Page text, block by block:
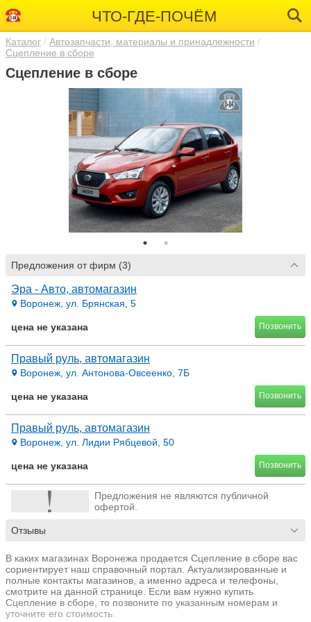
ЧТО-ГДЕ-ПОЧЁМ
Каталог
Автозапчасти, материалы и принадлежности
Сцепление в сборе
Сцепление в сборе
Предложения от фирм (3)
Эра - Авто, автомагазин
Воронеж, ул. Брянская, 5
цена не указана Позвонить
Правый руль, автомагазин
Воронеж, ул. Антонова-Овсеенко, 7Б
цена не указана Позвонить
Правый руль, автомагазин
Воронеж, ул. Лидии Рябцевой, 50
цена не указана Позвонить
Предложения не являются публичной
офертой.
Отзывы
В каких магазинах Воронежа продается Сцепление в сборе вас
сориентирует наш справочный портал. Актуализированные и
полные контакты магазинов, а именно адреса и телефоны,
смотрите на данной странице. Если вам нужно купить
Сцепление в сборе, то позвоните по указанным номерам и
уточните его стоимость.